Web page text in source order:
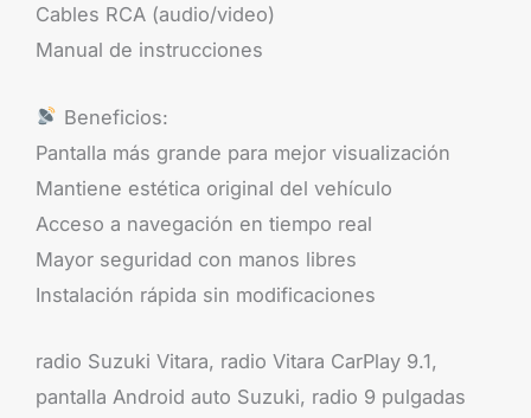
Cables RCA (audio/video)
Manual de instrucciones
Beneficios:
Pantalla más grande para mejor visualización
Mantiene estética original del vehículo
Acceso a navegación en tiempo real
Mayor seguridad con manos libres
Instalación rápida sin modificaciones
radio Suzuki Vitara, radio Vitara CarPlay 9.1,
pantalla Android auto Suzuki, radio 9 pulgadas